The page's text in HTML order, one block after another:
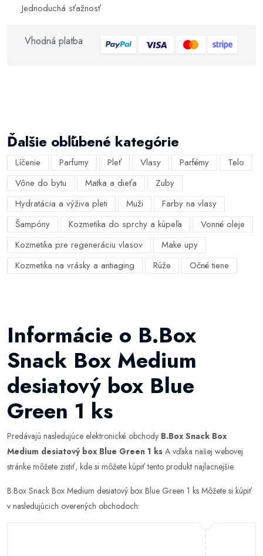
Jednoduchá sťažnosť
Vhodná platba
Ďalšie obľúbené kategórie
Líčenie Parfumy Pleť Vlasy Parfémy
Telo
Vône do bytu
Matka a dieťa
Zuby
Hydratácia a výživa pleti
Muži
Farby na vlasy
Šampóny
Kozmetika do sprchy a kúpeľa
Vonné oleje
Kozmetika pre regeneráciu vlasov
Make upy
Kozmetika na vrásky a antiaging
Rúže Očné tiene
Informácie o B.Box
Snack Box Medium
desiatový box Blue
Green 1 ks
Predávajú nasledujúce elektronické obchody B.Box Snack Box
Medium desiatový box Blue Green 1 ks A vďaka našej webovej
stránke môžete zistiť, kde si môžete kúpiť tento produkt najlacnejšie.
B.Box Snack Box Medium desiatový box Blue Green 1 ks Môžete si kúpiť
v nasledujúcich overených obchodoch: